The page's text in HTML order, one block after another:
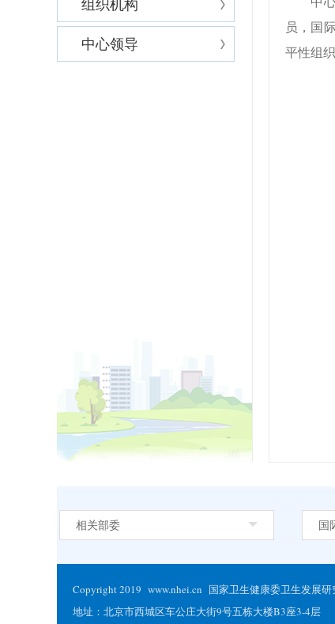
组织机构
中心领导
员，国
平性组织
相关部委 国
Copyright 2019 www.nhei.cn 国家卫生健康委卫生发展
地址：北京市西城区车公庄大街9号五栋大楼B3座3-4